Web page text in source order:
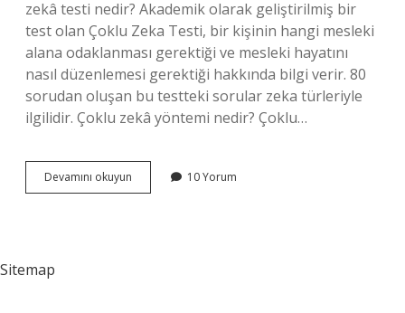
zekâ testi nedir? Akademik olarak geliştirilmiş bir
test olan Çoklu Zeka Testi, bir kişinin hangi mesleki
alana odaklanması gerektiği ve mesleki hayatını
nasıl düzenlemesi gerektiği hakkında bilgi verir. 80
sorudan oluşan bu testteki sorular zeka türleriyle
ilgilidir. Çoklu zekâ yöntemi nedir? Çoklu…
Devamını okuyun
Zeka
10 Yorum
Sitemap